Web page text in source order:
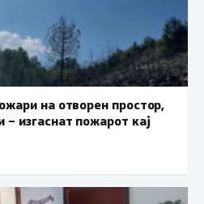
на отворен простор,
– изгаснат пожарот кај